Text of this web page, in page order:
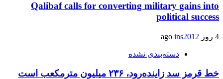
Qalibaf calls for converting military gains into
political success
4 روز ago ins2012
دسته‌بندی نشده
خط قرمز سد زاینده‌رود، ۲۳۶ میلیون مترمکعب است